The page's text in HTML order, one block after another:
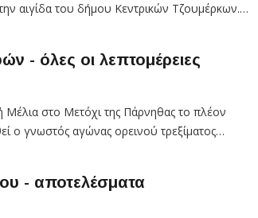
αιγίδα του δήμου Κεντρικών Τζουμέρκων.…
- όλες οι λεπτομέρειες
Μέλια στο Μετόχι της Πάρνηθας το πλέον
ο γνωστός αγώνας ορεινού τρεξίματος…
- αποτελέσματα